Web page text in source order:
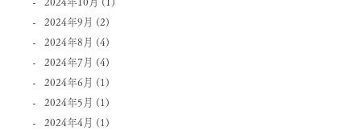
2024年9月 (2)
2024年8月 (4)
2024年7月 (4)
2024年6月 (1)
2024年5月 (1)
2024年4月 (1)